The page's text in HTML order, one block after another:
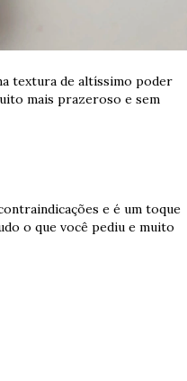
textura de altíssimo poder
mais prazeroso e sem
e é um toque
o que você pediu e muito